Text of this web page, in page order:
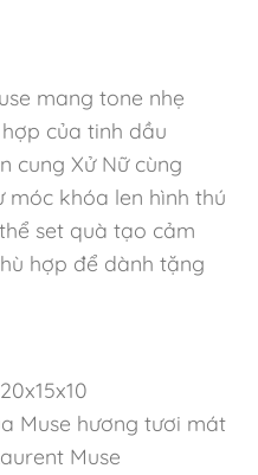
mang tone nhẹ
của tinh dầu
cung Xử Nữ cùng
móc khóa len hình thú
set quà tạo cảm
hợp để dành tặng
Muse hương tươi mát
Muse